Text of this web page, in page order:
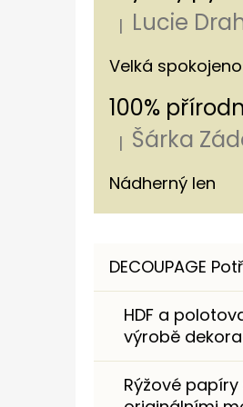
Hodnocení
| Lucie
Velká
Hodnocení
| Šárka
Nádherný len
Přeskočit
kategorie
T
O
DECOUPAGE
HDF a
výrobě
Rýžové papíry
100% PŘÍRODNÍ LEN
MÁKY 240 G/M²
220 Kč